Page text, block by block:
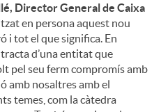
Director General de Caixa
en persona aquest nou
i tot el que significa. En
tracta d’una entitat que
pel seu ferm compromís amb
amb nosaltres amb el
temes, com la càtedra